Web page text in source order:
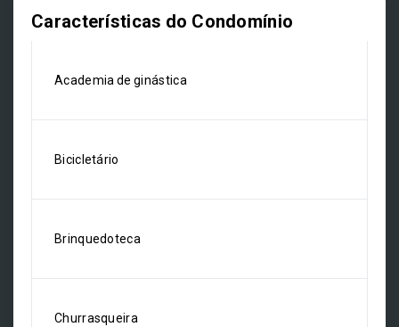
Características do Condomínio
Academia de ginástica
Bicicletário
Brinquedoteca
Churrasqueira